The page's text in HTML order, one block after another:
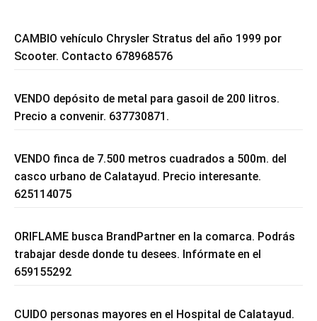
CAMBIO vehículo Chrysler Stratus del año 1999 por
Scooter. Contacto 678968576
VENDO depósito de metal para gasoil de 200 litros.
Precio a convenir. 637730871.
VENDO finca de 7.500 metros cuadrados a 500m. del
casco urbano de Calatayud. Precio interesante.
625114075
ORIFLAME busca BrandPartner en la comarca. Podrás
trabajar desde donde tu desees. Infórmate en el
659155292
CUIDO personas mayores en el Hospital de Calatayud.